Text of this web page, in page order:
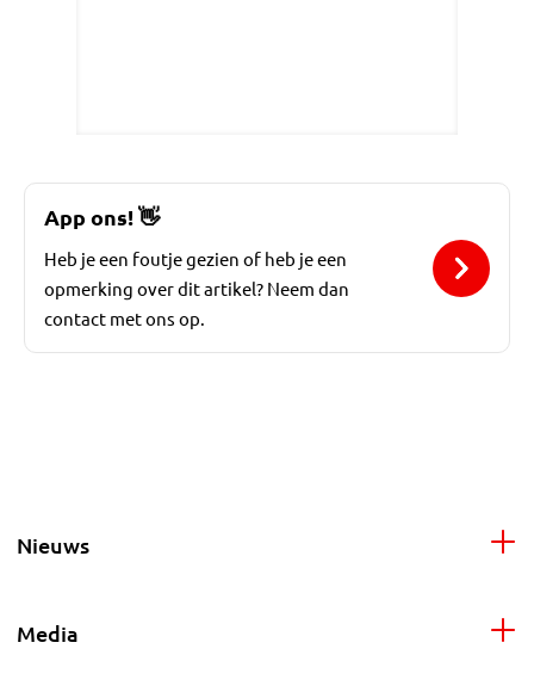
App ons!👋
Heb je een foutje gezien of heb je een
opmerking over dit artikel? Neem dan
contact met ons op.
Nieuws
Media